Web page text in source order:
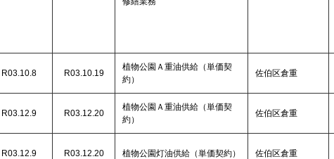
R03.10.8 R03.10.19
植物公園Ａ重油供給（単価契
約）
佐伯区倉重
R03.12.9 R03.12.20
植物公園Ａ重油供給（単価契
約）
佐伯区倉重
R03.12.9 R03.12.20 植物公園灯油供給（単価契約） 佐伯区倉重